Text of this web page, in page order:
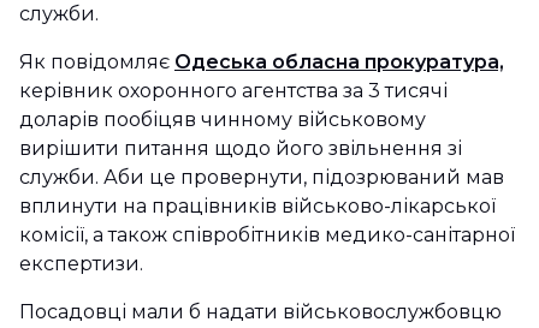
служби.
Як повідомляє Одеська обласна прокуратура,
керівник охоронного агентства за 3 тисячі
доларів пообіцяв чинному військовому
вирішити питання щодо його звільнення зі
служби. Аби це провернути, підозрюваний мав
вплинути на працівників військово-лікарської
комісії, а також співробітників медико-санітарної
експертизи.
Посадовці мали б надати військовослужбовцю